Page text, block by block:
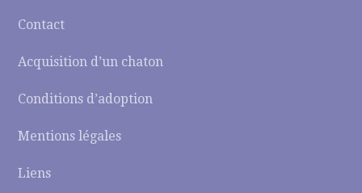
Contact
Acquisition d’un chaton
Conditions d’adoption
Mentions légales
Liens